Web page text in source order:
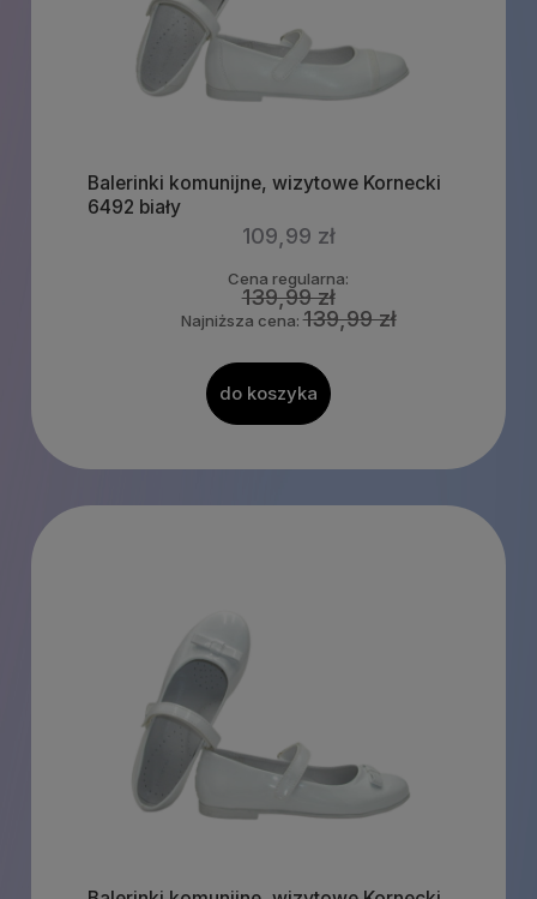
Balerinki komunijne, wizytowe Kornecki
6492 biały
109,99 zł
Cena regularna:
139,99 zł
Najniższa cena:139,99 zł
do koszyka